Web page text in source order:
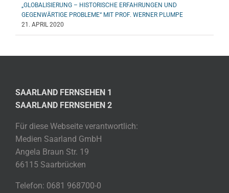
„GLOBALISIERUNG – HISTORISCHE ERFAHRUNGEN UND
GEGENWÄRTIGE PROBLEME“ MIT PROF. WERNER PLUMPE
21. APRIL 2020
SAARLAND FERNSEHEN 1
SAARLAND FERNSEHEN 2
Für diese Webseite verantwortlich:
Medien Saarland GmbH
Angela Braun Str. 19
66115 Saarbrücken
Telefon: 0681 968700-0